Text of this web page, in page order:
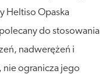
Heltiso Opaska
do stosowania
nadwerężeń i
nie ogranicza jego